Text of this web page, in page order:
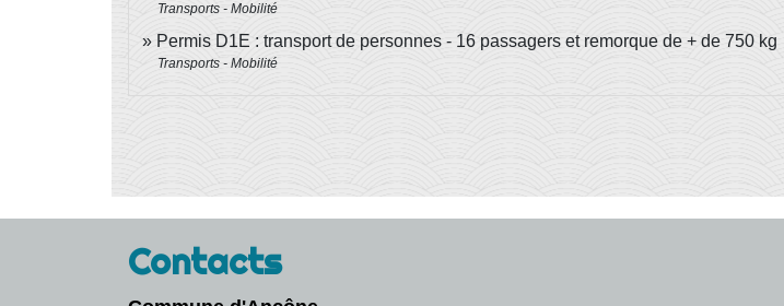
Transports - Mobilité
Permis D1E : transport de personnes - 16 passagers et remorque de + de 750 kg
Transports - Mobilité
Contacts